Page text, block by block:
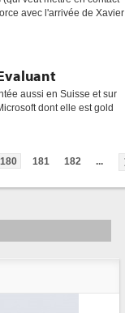
avec l'arrivée de Xavier
aussi en Suisse et sur
dont elle est gold
180 181 182 ...